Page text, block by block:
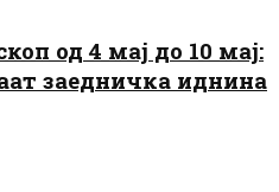
од 4 мај до 10 мај:
заедничка иднина